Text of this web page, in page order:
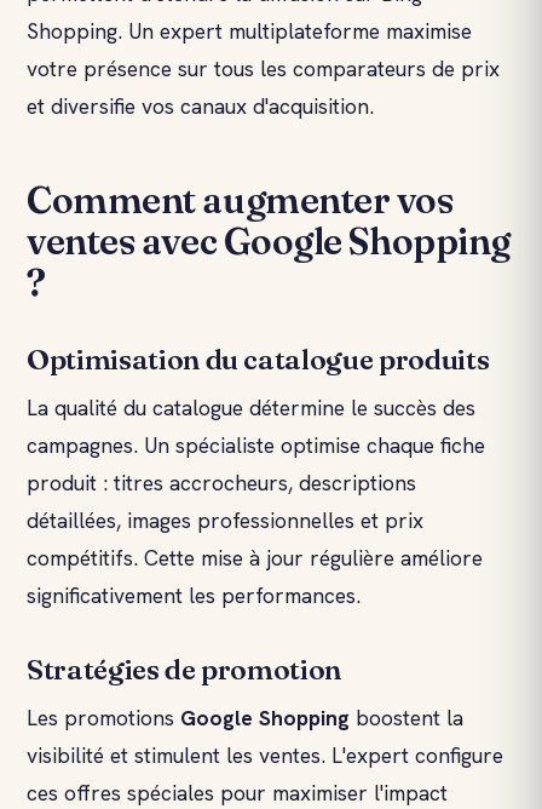
Shopping. Un expert multiplateforme maximise
votre présence sur tous les comparateurs de prix
et diversifie vos canaux d'acquisition.
Comment augmenter vos
ventes avec Google Shopping
?
Optimisation du catalogue produits
La qualité du catalogue détermine le succès des
campagnes. Un spécialiste optimise chaque fiche
produit : titres accrocheurs, descriptions
détaillées, images professionnelles et prix
compétitifs. Cette mise à jour régulière améliore
significativement les performances.
Stratégies de promotion
Les promotions Google Shopping boostent la
visibilité et stimulent les ventes. L'expert configure
ces offres spéciales pour maximiser l'impact